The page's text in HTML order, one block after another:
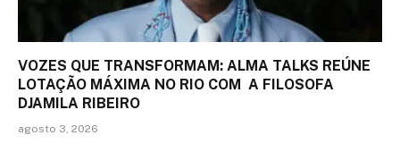
VOZES QUE TRANSFORMAM: ALMA TALKS REÚNE
LOTAÇÃO MÁXIMA NO RIO COM A FILOSOFA
DJAMILA RIBEIRO
agosto 3, 2026